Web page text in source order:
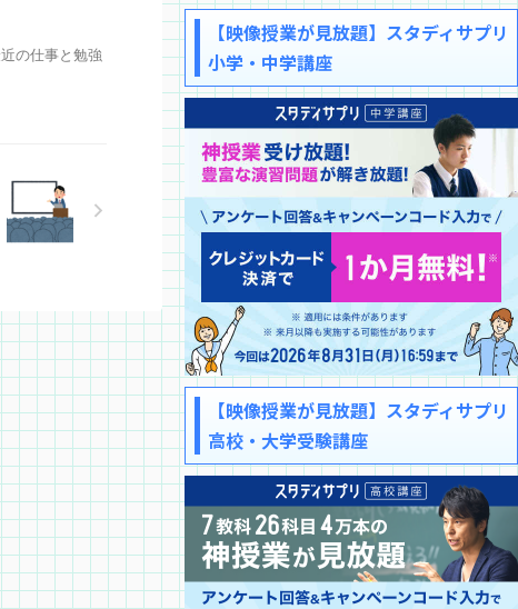
の仕事と勉強
【映像授業が見放題】スタディサプリ
小学・中学講座
【映像授業が見放題】スタディサプリ
高校・大学受験講座